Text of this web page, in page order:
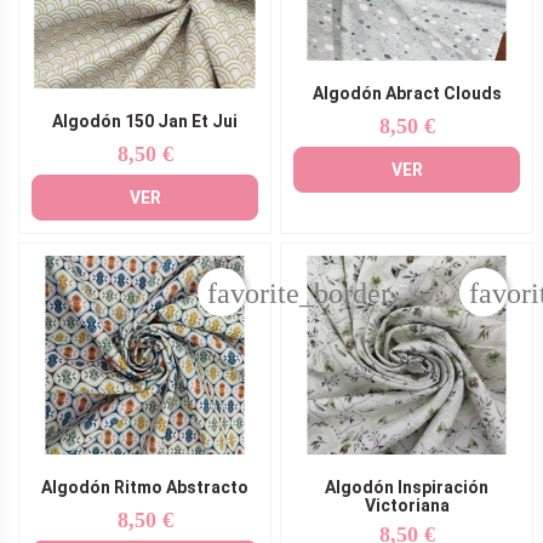
Algodón 150 Jan Et Jui
Precio
8,50 €
VER
Algodón Abract Clouds
Precio
8,50 €
VER
Algodón Ritmo Abstracto
Precio
8,50 €
favorite_border
Algodón Inspiración
Victoriana
Precio
8,50 €